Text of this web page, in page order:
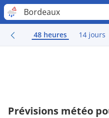
Bordeaux
48 heures 14 jours
Prévisions météo